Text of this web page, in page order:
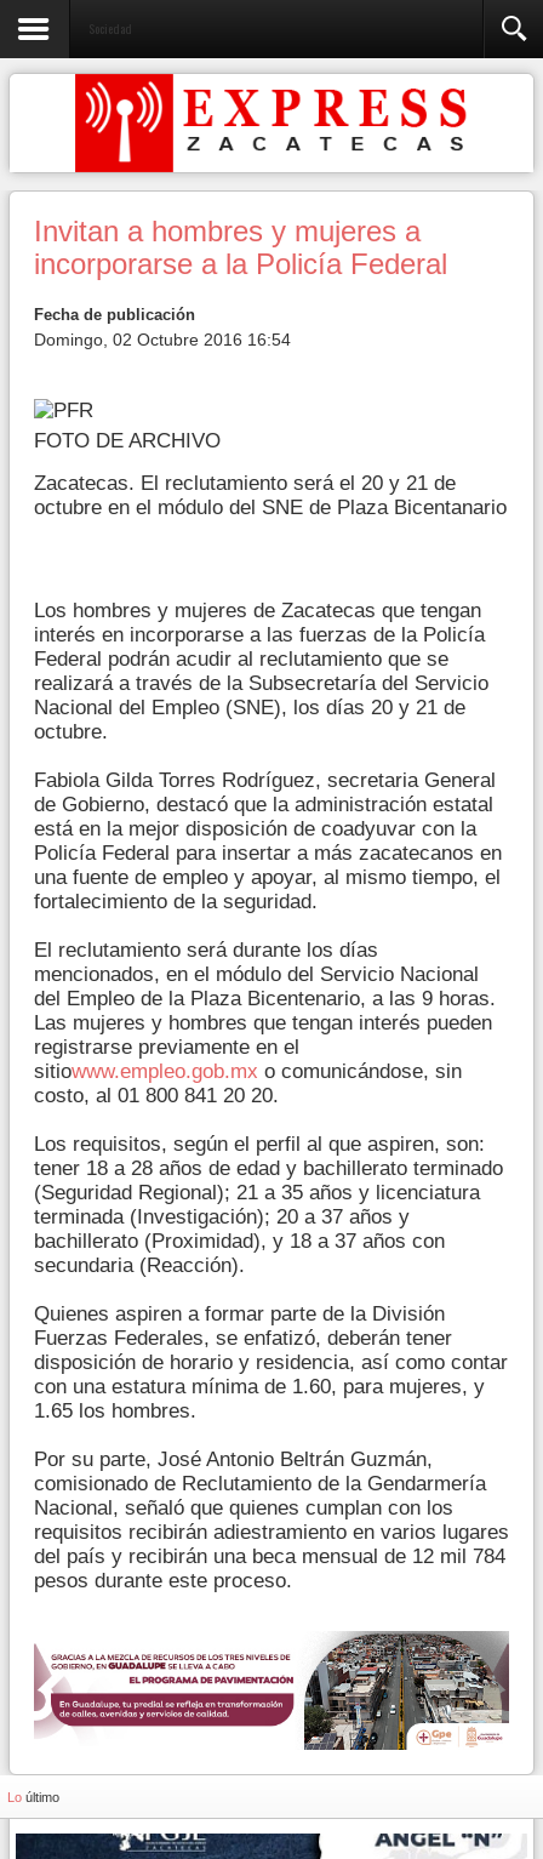
Sociedad
Invitan a hombres y mujeres a
incorporarse a la Policía Federal
Fecha de publicación
Domingo, 02 Octubre 2016 16:54
FOTO DE ARCHIVO
Zacatecas. El reclutamiento será el 20 y 21 de
octubre en el módulo del SNE de Plaza Bicentanario
Los hombres y mujeres de Zacatecas que tengan
interés en incorporarse a las fuerzas de la Policía
Federal podrán acudir al reclutamiento que se
realizará a través de la Subsecretaría del Servicio
Nacional del Empleo (SNE), los días 20 y 21 de
octubre.
Fabiola Gilda Torres Rodríguez, secretaria General
de Gobierno, destacó que la administración estatal
está en la mejor disposición de coadyuvar con la
Policía Federal para insertar a más zacatecanos en
una fuente de empleo y apoyar, al mismo tiempo, el
fortalecimiento de la seguridad.
El reclutamiento será durante los días
mencionados, en el módulo del Servicio Nacional
del Empleo de la Plaza Bicentenario, a las 9 horas.
Las mujeres y hombres que tengan interés pueden
registrarse previamente en el
sitiowww.empleo.gob.mx o comunicándose, sin
costo, al 01 800 841 20 20.
Los requisitos, según el perfil al que aspiren, son:
tener 18 a 28 años de edad y bachillerato terminado
(Seguridad Regional); 21 a 35 años y licenciatura
terminada (Investigación); 20 a 37 años y
bachillerato (Proximidad), y 18 a 37 años con
secundaria (Reacción).
Quienes aspiren a formar parte de la División
Fuerzas Federales, se enfatizó, deberán tener
disposición de horario y residencia, así como contar
con una estatura mínima de 1.60, para mujeres, y
1.65 los hombres.
Por su parte, José Antonio Beltrán Guzmán,
comisionado de Reclutamiento de la Gendarmería
Nacional, señaló que quienes cumplan con los
requisitos recibirán adiestramiento en varios lugares
del país y recibirán una beca mensual de 12 mil 784
pesos durante este proceso.
Lo último